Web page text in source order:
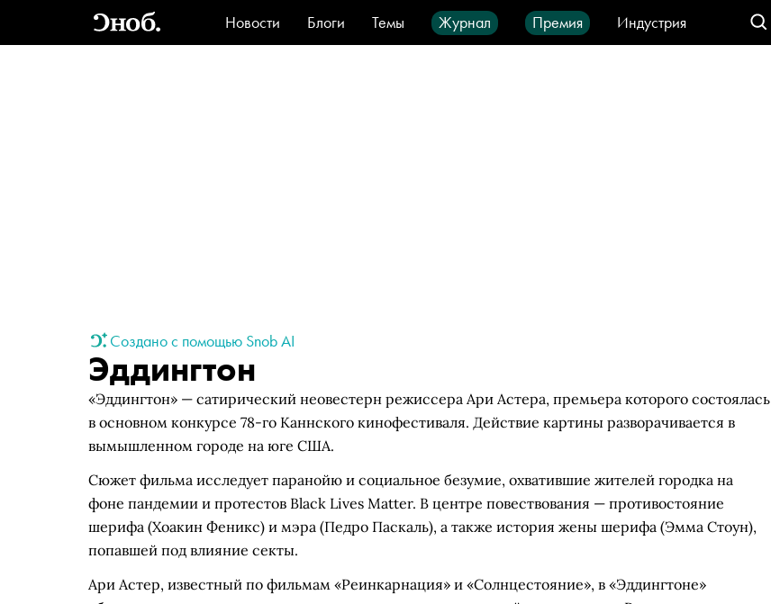
Новости Блоги Темы Журнал Премия
Индустрия
Стиль
Видео Город IT-продукты
Создано с помощью Snob AI
Эддингтон
«Эддингтон» — сатирический неовестерн режиссера Ари Астера, премьера которого состоялась
в основном конкурсе 78-го Каннского кинофестиваля. Действие картины разворачивается в
вымышленном городе на юге США.
Сюжет фильма исследует паранойю и социальное безумие, охватившие жителей городка на
фоне пандемии и протестов Black Lives Matter. В центре повествования — противостояние
шерифа (Хоакин Феникс) и мэра (Педро Паскаль), а также история жены шерифа (Эмма Стоун),
попавшей под влияние секты.
Ари Астер, известный по фильмам «Реинкарнация» и «Солнцестояние», в «Эддингтоне»